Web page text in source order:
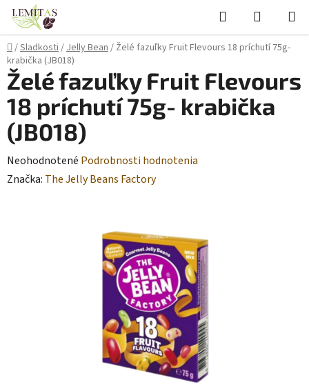
Prejsť
obsah
Hľadať
KOŠÍK
Domov
/Sladkosti/Jelly Bean/ Želé fazuľky Fruit Flevours 18 príchutí 75g-
krabička (JB018)
Želé fazuľky Fruit Flevours
18 príchutí 75g- krabička
(JB018)
Priemerné
hodnotenie
Neohodnotené Podrobnosti hodnotenia
Značka: The Jelly Beans Factory